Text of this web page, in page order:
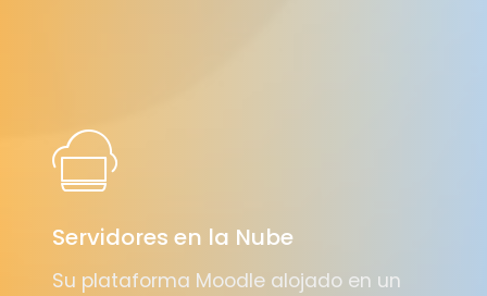
Servidores en la Nube
Su plataforma Moodle alojado en un